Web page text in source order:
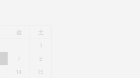
金
土
1
7
8
14
15